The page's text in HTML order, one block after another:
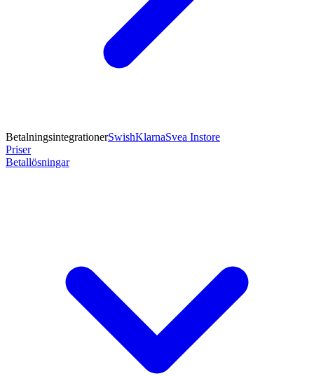
BetalningsintegrationerSwishKlarnaSvea Instore
Priser
Betallösningar